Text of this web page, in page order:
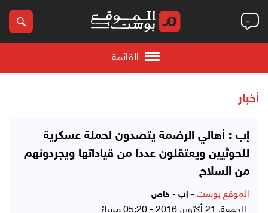
القائمة
أخبار
إب : أهالي الرضمة يتصدون لحملة عسكرية
للحوثيين ويعتقلون عددا من قياداتها ويجردونهم
من السلاح
الموقع بوست- إب - خاص
الجمعة, 21 أكتوبر, 2016 - 05:20 مساءً